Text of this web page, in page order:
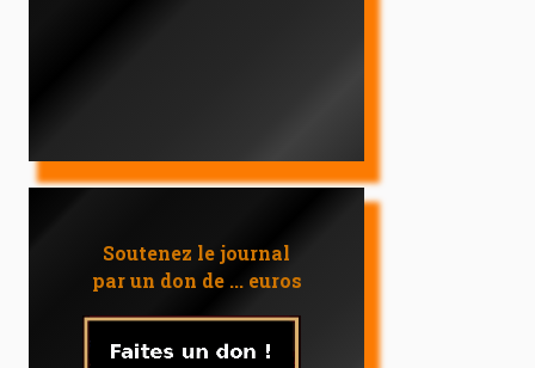
Soutenez le journal
par un don de ... euros